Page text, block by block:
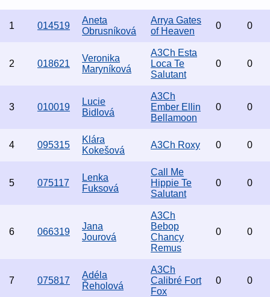
1 014519
Aneta
Obrusníková
Arrya Gates
of Heaven
0 0
2 018621
Veronika
Maryníková
A3Ch Esta
Loca Te
Salutant
0 0
3 010019
Lucie
Bidlová
A3Ch
Ember Ellin
Bellamoon
0 0
4 095315
Klára
Kokešová
A3Ch Roxy 0 0
5 075117
Lenka
Fuksová
Call Me
Hippie Te
Salutant
0 0
6 066319
Jana
Jourová
A3Ch
Bebop
Chancy
Remus
0 0
7 075817
Adéla
Řeholová
A3Ch
Calibré Fort
Fox
0 0